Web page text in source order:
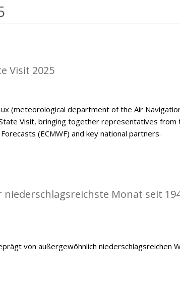
Visit 2025
(meteorological department of the Air
Visit, bringing together representatives from
(ECMWF) and key national partners.
niederschlagsreichste Monat seit
von außergewöhnlich niederschlagsreichen